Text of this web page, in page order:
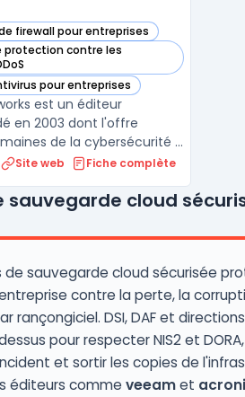
firewall pour entreprises
Networks dans cette catégorie
protection contre les
Networks dans cette catégorie
pour entreprises
Networks dans cette catégorie
est un éditeur
en 2003 dont l'offre
de la cybersécurité :
des applications
BarracudaONE
unif ...
Site web Fiche complète
sauvegarde cloud
de sauvegarde cloud sécurisée
contre la perte, la
rançongiciel. DSI, DAF et
pour respecter NIS2 et
et sortir les copies de
éditeurs comme veeamet